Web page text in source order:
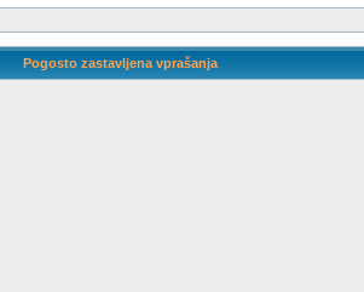
Pogosto zastavljena vprašanja